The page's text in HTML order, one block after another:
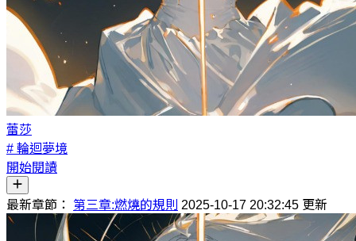
蕾莎
# 輪迴夢境
開始閱讀
最新章節： 第三章:燃燒的規則 2025-10-17 20:32:45 更新